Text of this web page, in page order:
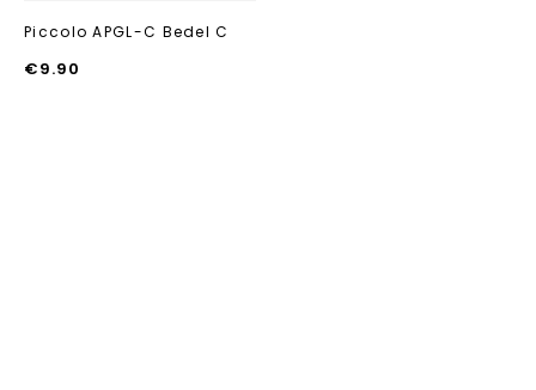
Piccolo APGL-C Bedel C
€9.90